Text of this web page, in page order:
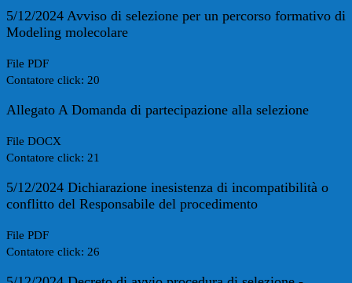
5/12/2024 Avviso di selezione per un percorso formativo di
Modeling molecolare
File PDF
Contatore click: 20
Allegato A Domanda di partecipazione alla selezione
File DOCX
Contatore click: 21
5/12/2024 Dichiarazione inesistenza di incompatibilità o
conflitto del Responsabile del procedimento
File PDF
Contatore click: 26